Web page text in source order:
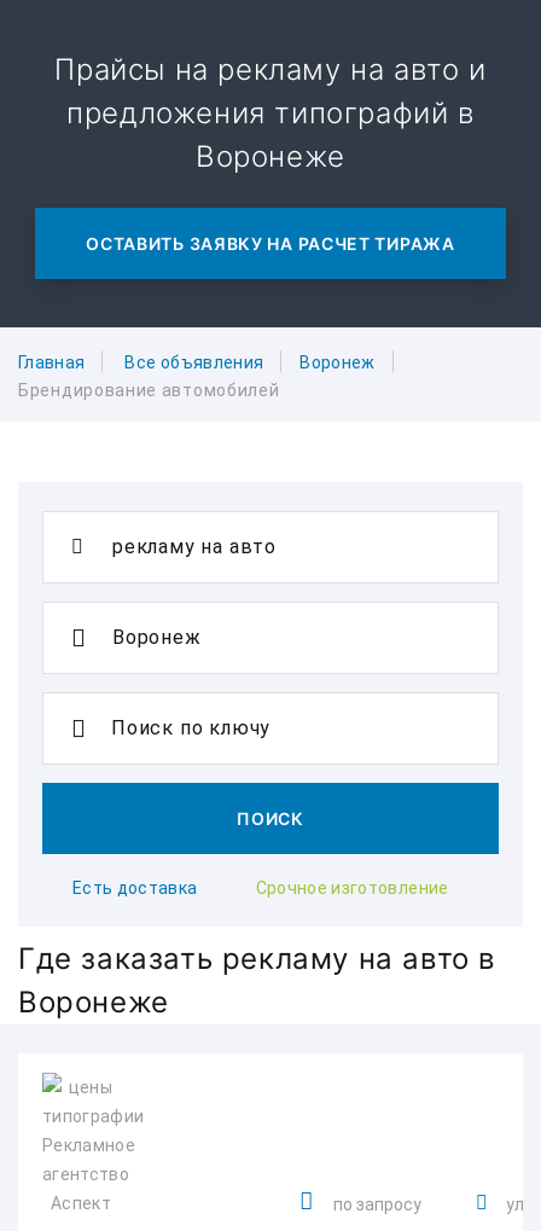
Прайсы на рекламу на авто и
предложения типографий в
Воронеже
ОСТАВИТЬ ЗАЯВКУ НА РАСЧЕТ ТИРАЖА
Главная Все объявления
Воронеж
Брендирование автомобилей
Поиск по ключу
ПОИСК
Есть доставка Срочное изготовление
Где заказать рекламу на авто в
Воронеже
по запросу ул.